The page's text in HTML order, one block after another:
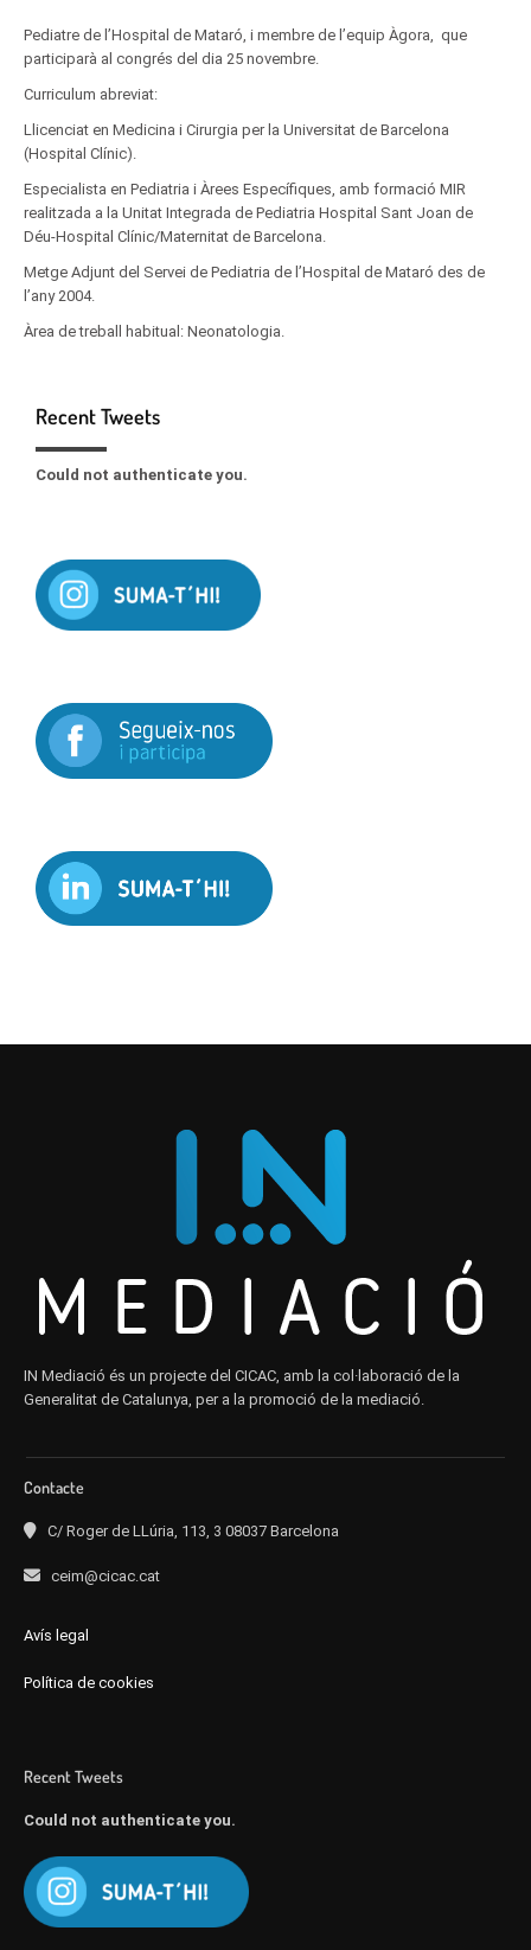
Pediatre de l’Hospital de Mataró, i membre de l’equip Àgora, que
participarà al congrés del dia 25 novembre.
Curriculum abreviat:
Llicenciat en Medicina i Cirurgia per la Universitat de Barcelona
(Hospital Clínic).
Especialista en Pediatria i Àrees Específiques, amb formació MIR
realitzada a la Unitat Integrada de Pediatria Hospital Sant Joan de
Déu-Hospital Clínic/Maternitat de Barcelona.
Metge Adjunt del Servei de Pediatria de l’Hospital de Mataró des de
l’any 2004.
Àrea de treball habitual: Neonatologia.
Recent Tweets
Could not authenticate you.
IN Mediació és un projecte del CICAC, amb la col·laboració de la
Generalitat de Catalunya, per a la promoció de la mediació.
Contacte
C/ Roger de LLúria, 113, 3 08037 Barcelona
ceim@cicac.cat
Avís legal
Política de cookies
Recent Tweets
Could not authenticate you.